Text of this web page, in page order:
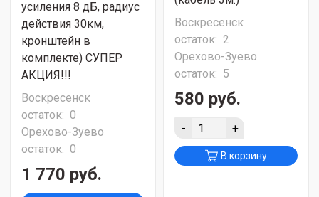
усиления 8 дБ, радиус
действия 30км,
кронштейн в
комплекте) СУПЕР
АКЦИЯ!!!
Воскресенск
остаток: 0
Орехово-Зуево
остаток: 0
1 770 руб.
Воскресенск
остаток: 2
Орехово-Зуево
остаток: 5
580 руб.
- +
В корзину